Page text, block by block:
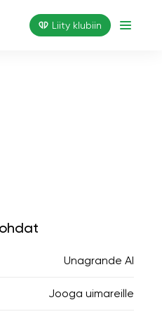
Liity klubiin
Unagrande AI
Jooga uimareille